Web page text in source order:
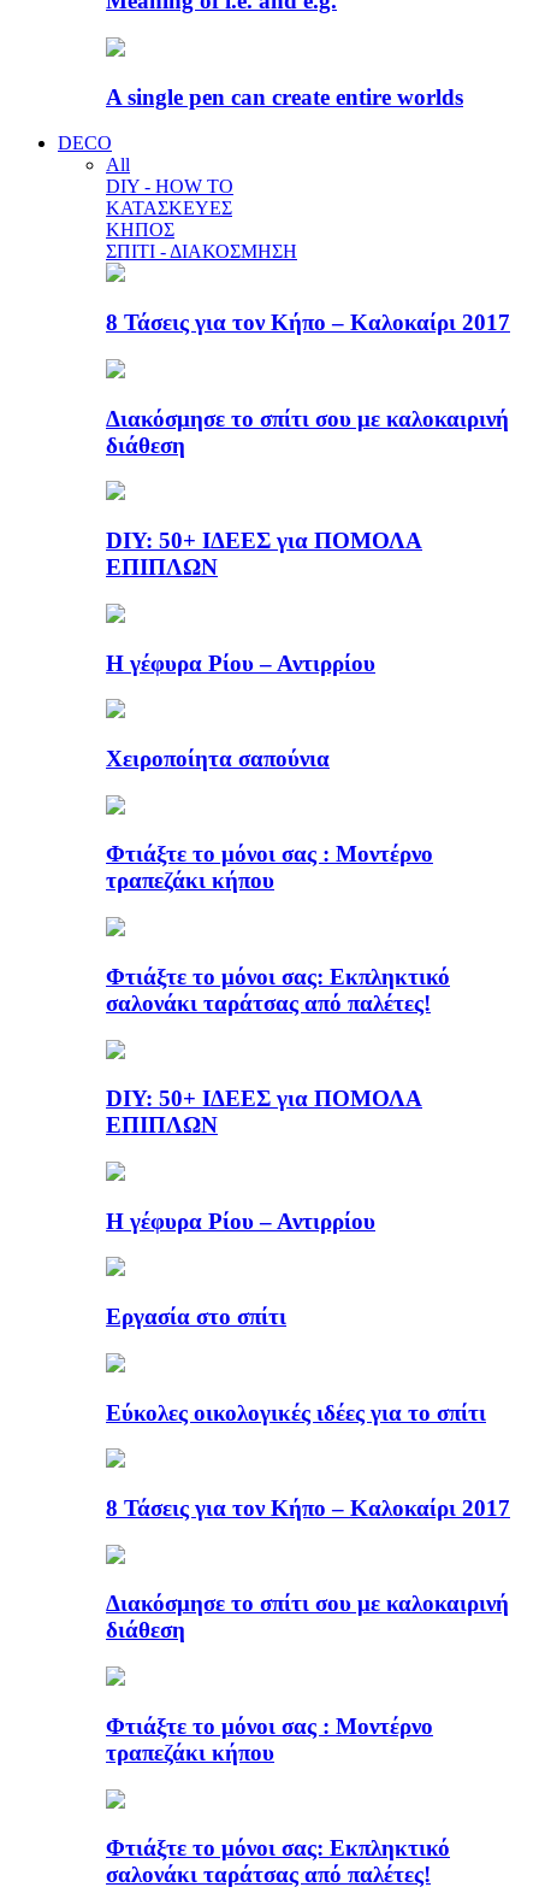
A single pen can create entire worlds
DECO
All
DIY - HOW TO
ΚΑΤΑΣΚΕΥΕΣ
ΚΗΠΟΣ
ΣΠΙΤΙ - ΔΙΑΚΟΣΜΗΣΗ
8 Τάσεις για τον Κήπο – Καλοκαίρι 2017
Διακόσμησε το σπίτι σου με καλοκαιρινή
διάθεση
DIY: 50+ ΙΔΕΕΣ για ΠΟΜΟΛΑ
ΕΠΙΠΛΩΝ
Η γέφυρα Ρίου – Αντιρρίου
Χειροποίητα σαπούνια
Φτιάξτε το μόνοι σας : Μοντέρνο
τραπεζάκι κήπου
Φτιάξτε το μόνοι σας: Εκπληκτικό
σαλονάκι ταράτσας από παλέτες!
DIY: 50+ ΙΔΕΕΣ για ΠΟΜΟΛΑ
ΕΠΙΠΛΩΝ
Η γέφυρα Ρίου – Αντιρρίου
Εργασία στο σπίτι
Εύκολες οικολογικές ιδέες για το σπίτι
8 Τάσεις για τον Κήπο – Καλοκαίρι 2017
Διακόσμησε το σπίτι σου με καλοκαιρινή
διάθεση
Φτιάξτε το μόνοι σας : Μοντέρνο
τραπεζάκι κήπου
Φτιάξτε το μόνοι σας: Εκπληκτικό
σαλονάκι ταράτσας από παλέτες!